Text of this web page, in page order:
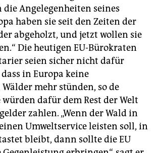
Angelegenheiten seines
haben sie seit den Zeiten der
abgeholzt, und jetzt wollen sie
Die heutigen EU-Bürokraten
seien sicher nicht dafür
in Europa keine
mehr stünden, so de
würden dafür dem Rest der Welt
zahlen. „Wenn der Wald in
Umweltservice leisten soll, in
bleibt, dann sollte die EU